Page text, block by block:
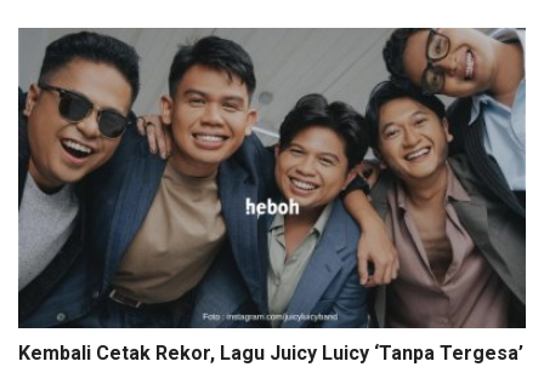
Kembali Cetak Rekor, Lagu Juicy Luicy ‘Tanpa Tergesa’